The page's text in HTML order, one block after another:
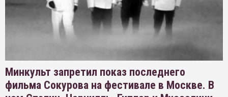
Минкульт запретил показ последнего
фильма Сокурова на фестивале в Москве. В